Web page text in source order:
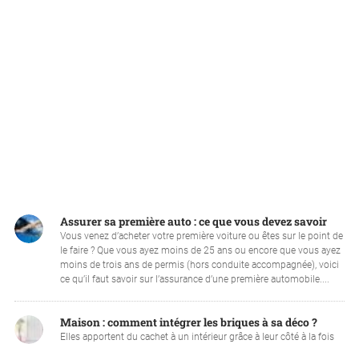
Assurer sa première auto : ce que vous devez savoir
Vous venez d’acheter votre première voiture ou êtes sur le point de
le faire ? Que vous ayez moins de 25 ans ou encore que vous ayez
moins de trois ans de permis (hors conduite accompagnée), voici
ce qu’il faut savoir sur l’assurance d’une première automobile....
Maison : comment intégrer les briques à sa déco ?
Elles apportent du cachet à un intérieur grâce à leur côté à la fois